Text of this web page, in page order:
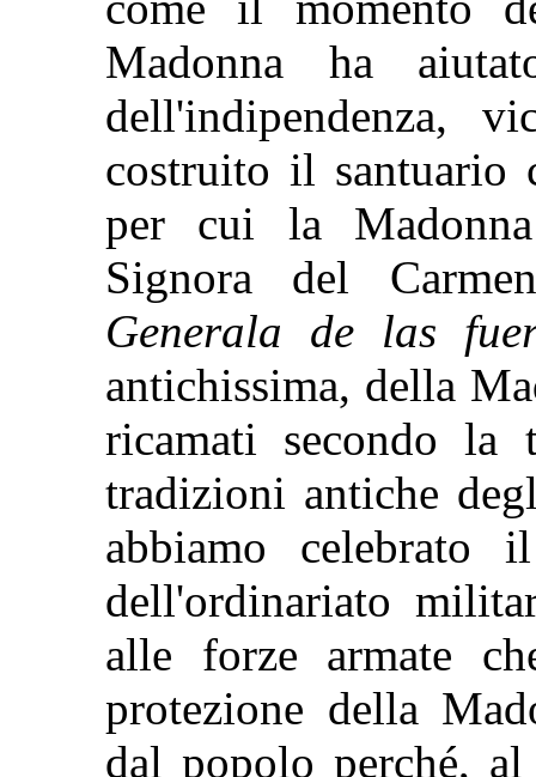
Madonna ha
dell'indipendenza,
costruito il santuario
per cui la
Signora del
Generala de las
antichissima, della
ricamati secondo la
tradizioni antiche
abbiamo celebrato
dell'ordinariato
alle forze armate
protezione della
dal popolo perché,